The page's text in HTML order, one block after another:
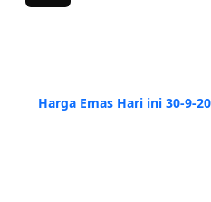
Harga Emas Hari ini 30-9-